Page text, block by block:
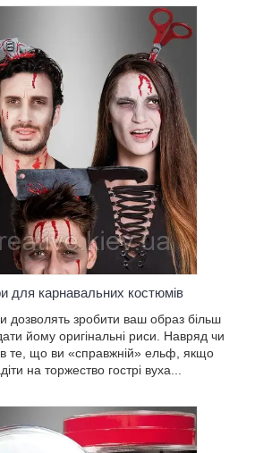
для карнавальних костюмів
дозволять зробити ваш образ більш
йому оригінальні риси. Навряд чи
в те, що ви «справжній» ельф, якщо
на торжество гострі вуха...